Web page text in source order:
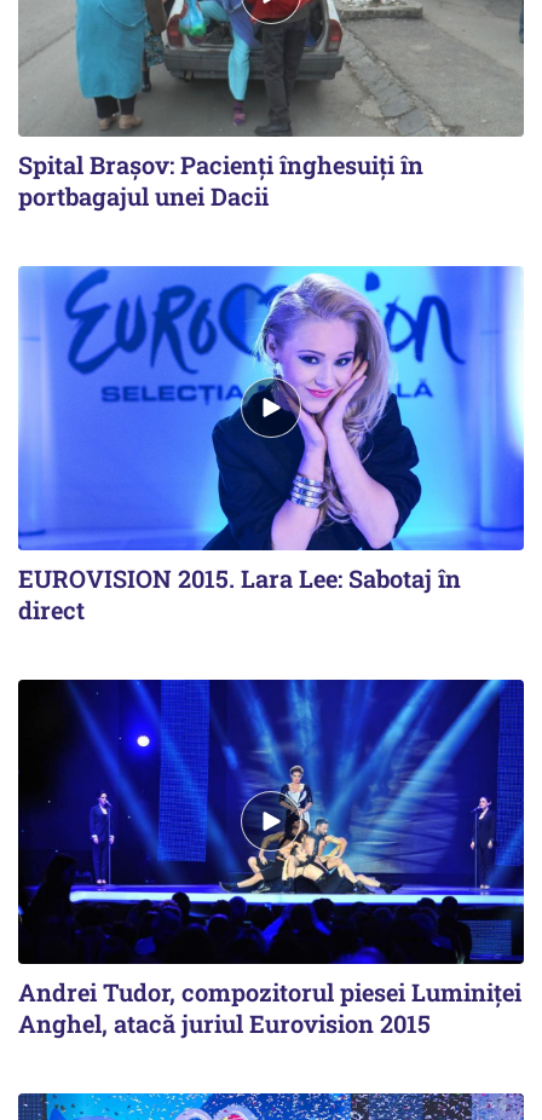
Spital Brașov: Pacienți înghesuiți în
portbagajul unei Dacii
EUROVISION 2015. Lara Lee: Sabotaj în
direct
Andrei Tudor, compozitorul piesei Luminiței
Anghel, atacă juriul Eurovision 2015